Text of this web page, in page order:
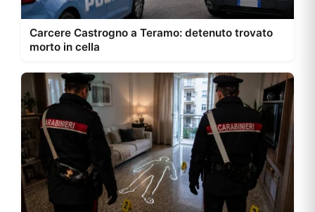
Carcere Castrogno a Teramo: detenuto trovato
morto in cella